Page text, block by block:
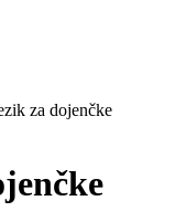
za dojenčke